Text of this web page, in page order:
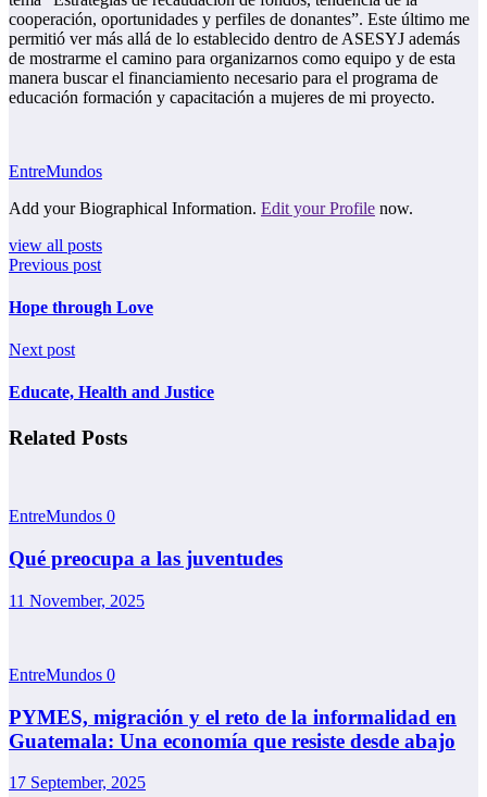
cooperación, oportunidades y perfiles de donantes”. Este último me
permitió ver más allá de lo establecido dentro de ASESYJ además
de mostrarme el camino para organizarnos como equipo y de esta
manera buscar el financiamiento necesario para el programa de
educación formación y capacitación a mujeres de mi proyecto.
EntreMundos
Add your Biographical Information. Edit your Profile now.
view all posts
Previous post
Hope through Love
Next post
Educate, Health and Justice
Related Posts
EntreMundos 0
Qué preocupa a las juventudes
11 November, 2025
EntreMundos 0
PYMES, migración y el reto de la informalidad en
Guatemala: Una economía que resiste desde abajo
17 September, 2025